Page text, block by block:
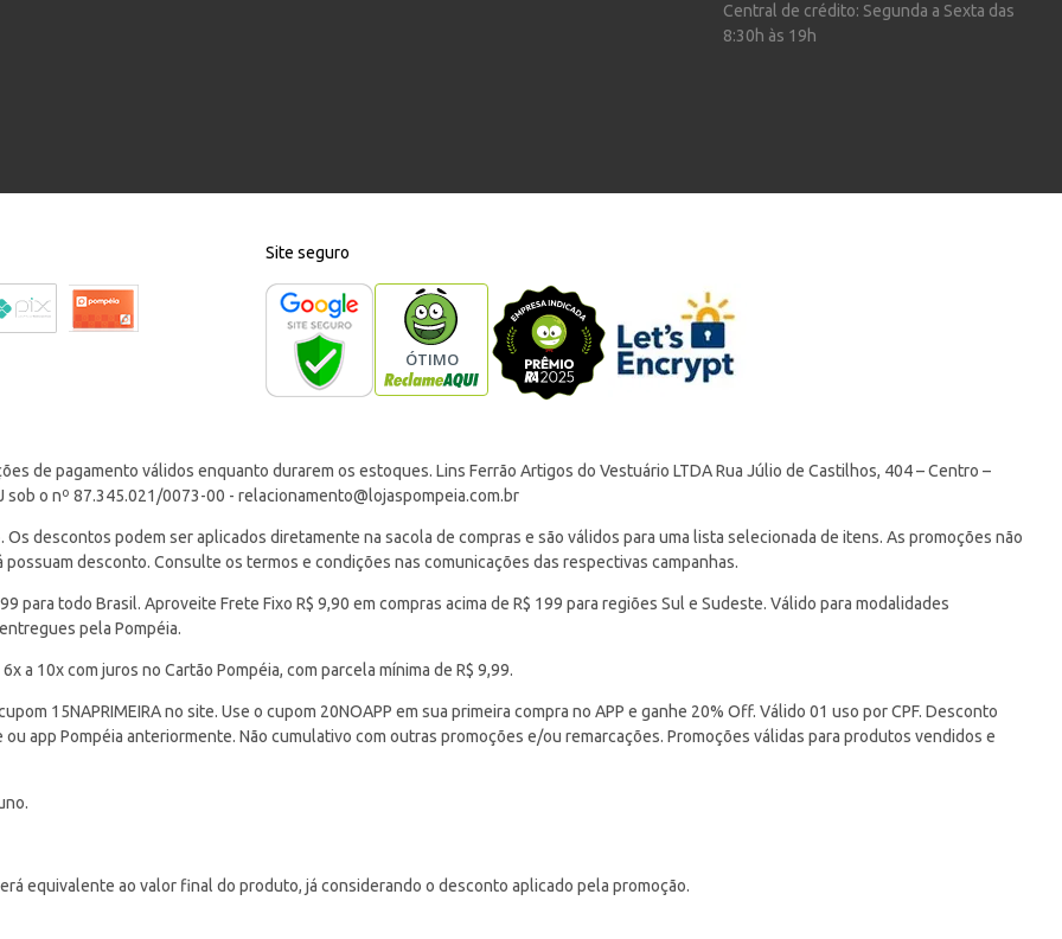
Central de crédito: Segunda a Sexta das
8:30h às 19h
Site seguro
de pagamento válidos enquanto durarem os estoques. Lins Ferrão Artigos do Vestuário LTDA Rua Júlio de Castilhos, 404 – Centro –
sob o nº 87.345.021/0073-00 - relacionamento@lojaspompeia.com.br
descontos podem ser aplicados diretamente na sacola de compras e são válidos para uma lista selecionada de itens. As promoções não
desconto. Consulte os termos e condições nas comunicações das respectivas campanhas.
para todo Brasil. Aproveite Frete Fixo R$ 9,90 em compras acima de R$ 199 para regiões Sul e Sudeste. Válido para modalidades
pela Pompéia.
a 10x com juros no Cartão Pompéia, com parcela mínima de R$ 9,99.
15NAPRIMEIRA no site. Use o cupom 20NOAPP em sua primeira compra no APP e ganhe 20% Off. Válido 01 uso por CPF. Desconto
app Pompéia anteriormente. Não cumulativo com outras promoções e/ou remarcações. Promoções válidas para produtos vendidos e
equivalente ao valor final do produto, já considerando o desconto aplicado pela promoção.